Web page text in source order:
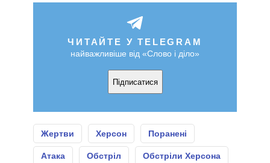
ЧИТАЙТЕ У TELEGRAM
найважливіше від «Слово і діло»
Підписатися
Жертви Херсон Поранені
Атака Обстріл Обстріли Херсона